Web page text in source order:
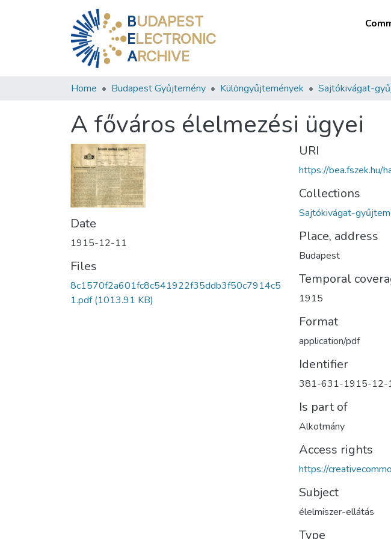
BUDAPEST
ELECTRONIC
ARCHIVE
Home Budapest Gyűjtemény Különgyűjtemények Sajtókivágat-
A főváros élelmezési ügyei
Date
1915-12-11
Files
8c1570f2a601fc8c541922f35ddb3f50c7914c5
1.pdf(1013.91 KB)
URI
https://
Collections
Sajtókivágat-
Place, address
Budapest
Temporal
1915
Format
application/pdf
Identifier
381-631-1915-12-
Is part of
Alkotmány
Access rights
https://
Subject
élelmiszer-ellátás
Type